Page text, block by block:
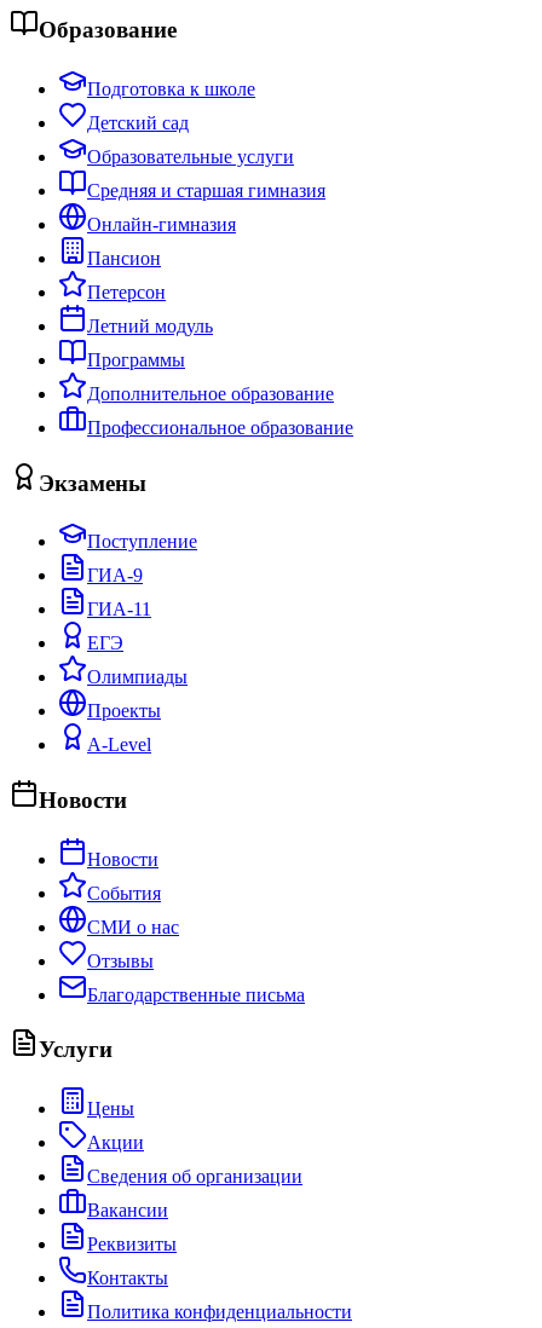
Образование
Подготовка к школе
Детский сад
Образовательные услуги
Средняя и старшая гимназия
Онлайн-гимназия
Пансион
Петерсон
Летний модуль
Программы
Дополнительное образование
Профессиональное образование
Экзамены
Поступление
ГИА-9
ГИА-11
ЕГЭ
Олимпиады
Проекты
A-Level
Новости
Новости
События
СМИ о нас
Отзывы
Благодарственные письма
Услуги
Цены
Акции
Сведения об организации
Вакансии
Реквизиты
Контакты
Политика конфиденциальности